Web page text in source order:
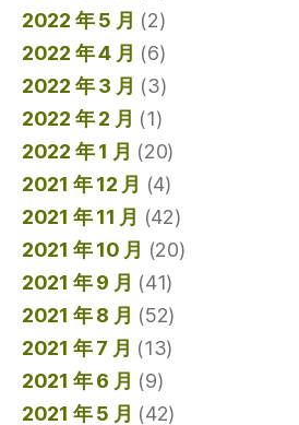
2022 年 5 月 (2)
2022 年 4 月 (6)
2022 年 3 月 (3)
2022 年 2 月 (1)
2022 年 1 月 (20)
2021 年 12 月 (4)
2021 年 11 月 (42)
2021 年 10 月 (20)
2021 年 9 月 (41)
2021 年 8 月 (52)
2021 年 7 月 (13)
2021 年 6 月 (9)
2021 年 5 月 (42)